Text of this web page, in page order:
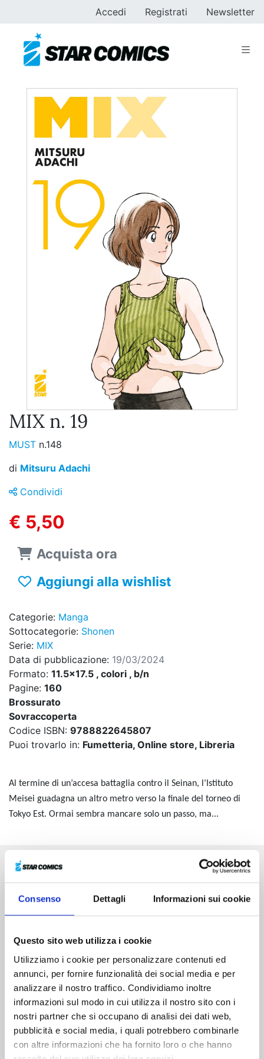
Consenso Dettagli Informazioni sui cookie
Questo sito web utilizza i cookie
Utilizziamo i cookie per personalizzare contenuti ed
annunci, per fornire funzionalità dei social media e per
analizzare il nostro traffico. Condividiamo inoltre
informazioni sul modo in cui utilizza il nostro sito con i
nostri partner che si occupano di analisi dei dati web,
pubblicità e social media, i quali potrebbero combinarle
con altre informazioni che ha fornito loro o che hanno
Accedi Registrati Newsletter
MIX n. 19
MUST n.148
di Mitsuru Adachi
Condividi
€ 5,50
Acquista ora
Aggiungi alla wishlist
Categorie: Manga
Sottocategorie: Shonen
Serie: MIX
Data di pubblicazione: 19/03/2024
Formato: 11.5x17.5 , colori , b/n
Pagine: 160
Brossurato
Sovraccoperta
Codice ISBN: 9788822645807
Puoi trovarlo in: Fumetteria, Online store, Libreria
Al termine di un’accesa battaglia contro il Seinan, l’Istituto
Meisei guadagna un altro metro verso la finale del torneo di
Tokyo Est. Ormai sembra mancare solo un passo, ma...
Altri volumi della serie